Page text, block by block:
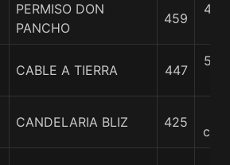
PERMISO DON
PANCHO
459
4 1/
CABLE A TIERRA 447
5 1/
CANDELARIA BLIZ 425